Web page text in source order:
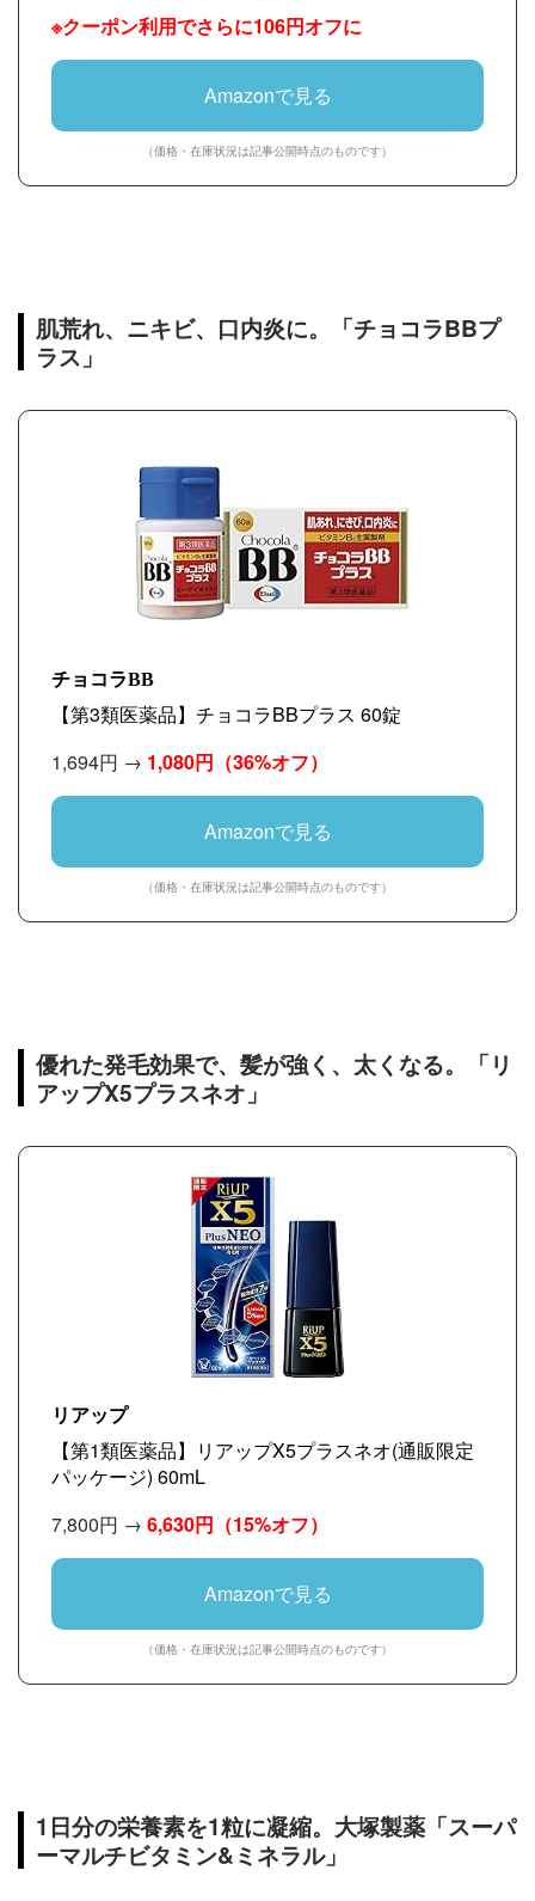
※クーポン利用でさらに106円オフに
Amazonで見る
（価格・在庫状況は記事公開時点のものです）
肌荒れ、ニキビ、口内炎に。「チョコラBBプ
ラス」
チョコラBB
【第3類医薬品】チョコラBBプラス 60錠
1,694円 → 1,080円 （36%オフ）
Amazonで見る
（価格・在庫状況は記事公開時点のものです）
優れた発毛効果で、髪が強く、太くなる。「リ
アップX5プラスネオ」
リアップ
【第1類医薬品】リアップX5プラスネオ(通販限定
パッケージ) 60mL
7,800円 → 6,630円 （15%オフ）
Amazonで見る
（価格・在庫状況は記事公開時点のものです）
1日分の栄養素を1粒に凝縮。大塚製薬「スーパ
ーマルチビタミン&ミネラル」